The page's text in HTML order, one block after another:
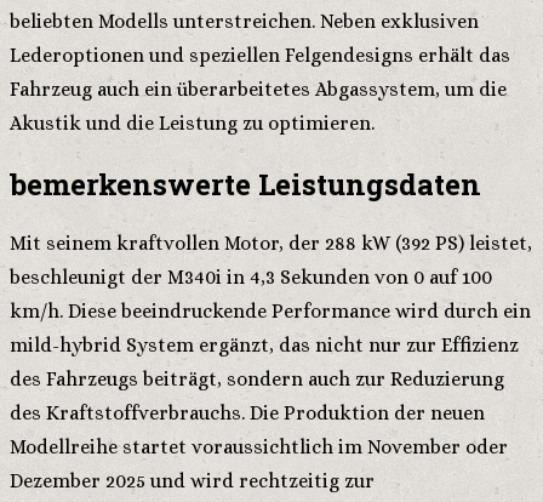
beliebten Modells unterstreichen. Neben exklusiven
Lederoptionen und speziellen Felgendesigns erhält das
Fahrzeug auch ein überarbeitetes Abgassystem, um die
Akustik und die Leistung zu optimieren.
bemerkenswerte Leistungsdaten
Mit seinem kraftvollen Motor, der 288 kW (392 PS) leistet,
beschleunigt der M340i in 4,3 Sekunden von 0 auf 100
km/h. Diese beeindruckende Performance wird durch ein
mild-hybrid System ergänzt, das nicht nur zur Effizienz
des Fahrzeugs beiträgt, sondern auch zur Reduzierung
des Kraftstoffverbrauchs. Die Produktion der neuen
Modellreihe startet voraussichtlich im November oder
Dezember 2025 und wird rechtzeitig zur